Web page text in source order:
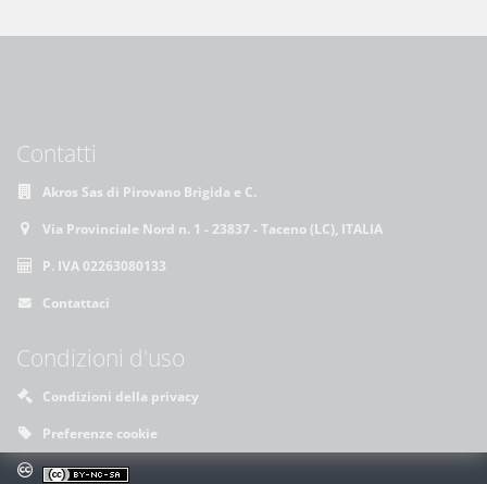
Contatti
Akros Sas di Pirovano Brigida e C.
Via Provinciale Nord n. 1 - 23837 - Taceno (LC), ITALIA
P. IVA 02263080133
Contattaci
Condizioni d'uso
Condizioni della privacy
Preferenze cookie